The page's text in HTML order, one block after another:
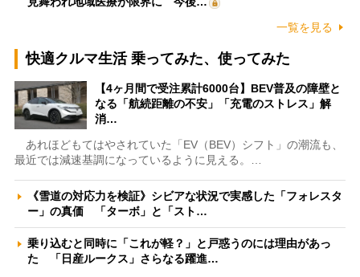
一覧を見る
快適クルマ生活 乗ってみた、使ってみた
【4ヶ月間で受注累計6000台】BEV普及の障壁と
なる「航続距離の不安」「充電のストレス」解
消…
あれほどもてはやされていた「EV（BEV）シフト」の潮流も、
最近では減速基調になっているように見える。…
《雪道の対応力を検証》シビアな状況で実感した「フォレスタ
ー」の真価 「ターボ」と「スト…
乗り込むと同時に「これが軽？」と戸惑うのには理由があっ
た 「日産ルークス」さらなる躍進…